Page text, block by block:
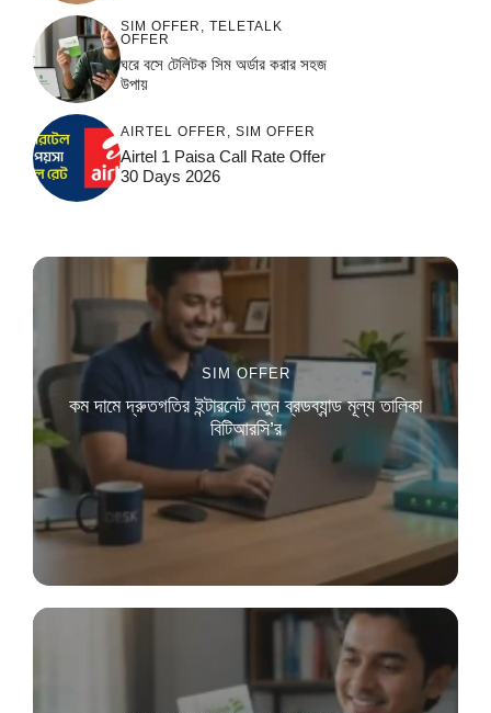
SIM OFFER
TELETALK
OFFER
ঘরে বসে টেলিটক সিম অর্ডার করার সহজ
উপায়
AIRTEL OFFER SIM OFFER
Airtel 1 Paisa Call Rate Offer
30 Days 2026
SIM OFFER
কম দামে দ্রুতগতির ইন্টারনেট নতুন ব্রডব্যান্ড মূল্য তালিকা
বিটিআরসি’র